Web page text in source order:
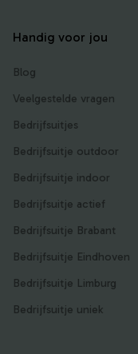
Handig voor jou
Blog
Veelgestelde vragen
Bedrijfsuitjes
Bedrijfsuitje outdoor
Bedrijfsuitje indoor
Bedrijfsuitje actief
Bedrijfsuitje Brabant
Bedrijfsuitje Eindhoven
Bedrijfsuitje Limburg
Bedrijfsuitje uniek